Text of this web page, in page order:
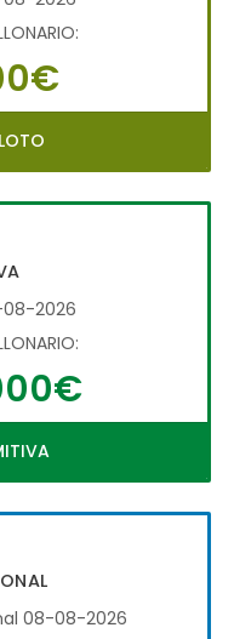
2026
08-08-2026